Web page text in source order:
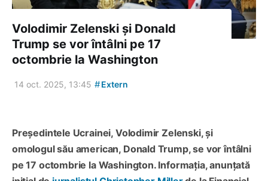
Volodimir Zelenski și Donald
Trump se vor întâlni pe 17
octombrie la Washington
14 oct. 2025, 13:45 #Extern
Președintele Ucrainei, Volodimir Zelenski, și
omologul său american, Donald Trump, se vor întâlni
pe 17 octombrie la Washington. Informația, anunțată